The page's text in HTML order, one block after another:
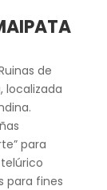
de
localizada
para
para fines